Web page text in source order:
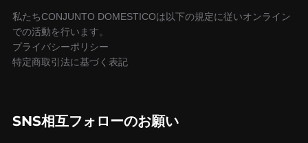
私たちCONJUNTO DOMESTICOは以下の規定に従いオンライン
での活動を行います。
プライバシーポリシー
特定商取引法に基づく表記
SNS相互フォローのお願い